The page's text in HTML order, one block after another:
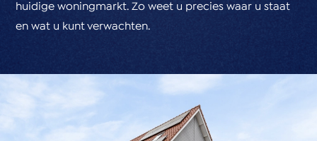
huidige woningmarkt. Zo weet u precies waar u staat
en wat u kunt verwachten.